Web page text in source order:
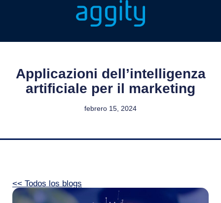
Applicazioni dell’intelligenza
artificiale per il marketing
febrero 15, 2024
<< Todos los blogs